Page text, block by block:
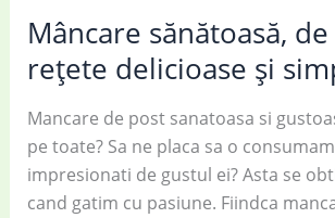
Mâncare sănătoasă,
rețete delicioase și
Mancare de post sanatoasa si
pe toate? Sa ne placa sa o
impresionati de gustul ei? Asta se
cand gatim cu pasiune. Fiindca